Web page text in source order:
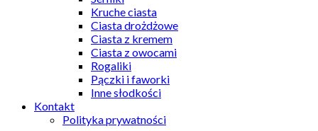
Kruche ciasta
Ciasta drożdżowe
Ciasta z kremem
Ciasta z owocami
Rogaliki
Pączki i faworki
Inne słodkości
Kontakt
Polityka prywatności